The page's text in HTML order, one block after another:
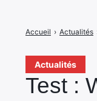
Actualités
Test :
Accueil › Actualités